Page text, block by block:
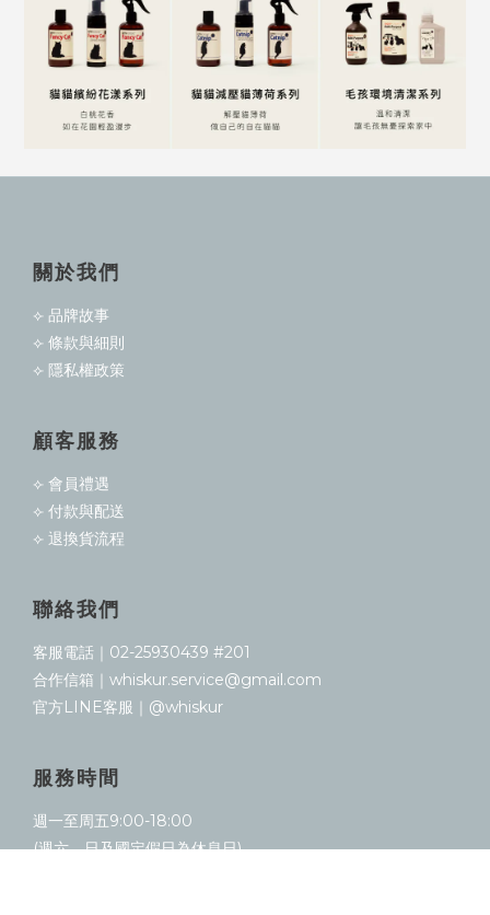
關於我們
⟣ 品牌故事
⟣ 條款與細則
⟣ 隱私權政策
顧客服務
⟣ 會員禮遇
⟣ 付款與配送
⟣ 退換貨流程
聯絡我們
客服電話｜02-25930439 #201
合作信箱｜whiskur.service@gmail.com
官方LINE客服｜@whiskur
服務時間
週一至周五9:00-18:00
(週六、日及國定假日為休息日)